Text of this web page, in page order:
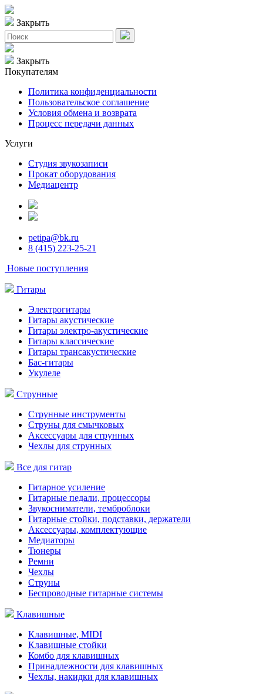
Закрыть
Закрыть
Покупателям
Политика конфиденциальности
Пользовательское соглашение
Условия обмена и возврата
Процесс передачи данных
Услуги
Студия звукозаписи
Прокат оборудования
Медиацентр
petipa@bk.ru
8 (415) 223-25-21
Новые поступления
Гитары
Электрогитары
Гитары акустические
Гитары электро-акустические
Гитары классические
Гитары трансакустические
Бас-гитары
Укулеле
Струнные
Струнные инструменты
Струны для смычковых
Аксессуары для струнных
Чехлы для струнных
Все для гитар
Гитарное усиление
Гитарные педали, процессоры
Звукосниматели, темброблоки
Гитарные стойки, подставки, держатели
Аксессуары, комплектующие
Медиаторы
Тюнеры
Ремни
Чехлы
Струны
Беспроводные гитарные системы
Клавишные
Клавишные, MIDI
Клавишные стойки
Комбо для клавишных
Принадлежности для клавишных
Чехлы, накидки для клавишных